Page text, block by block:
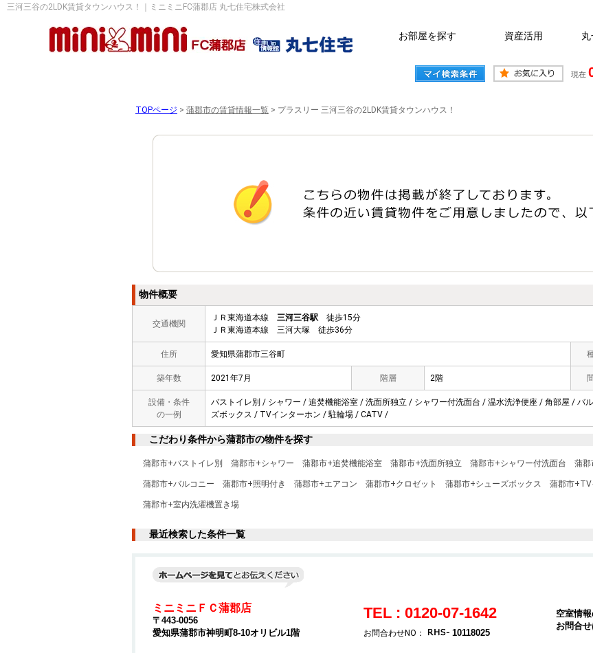
三河三谷の2LDK賃貸タウンハウス！｜ミニミニFC蒲郡店 丸七住宅株式会社
お部屋を探す 資産活用
現在
TOPページ > 蒲郡市の賃貸情報一覧 > プラスリー 三河三谷の2LDK賃貸タウンハウス！
物件概要
交通機関
ＪＲ東海道本線 三河三谷駅 徒歩15分
ＪＲ東海道本線 三河大塚 徒歩36分
住所 愛知県蒲郡市三谷町
築年数 2021年7月 階層 2階
設備・条件
の一例
バストイレ別 / シャワー / 追焚機能浴室 / 洗面所独立 / シャワー付洗面台 / 温水洗浄便座 / 角部屋 / バ
ズボックス / TVインターホン / 駐輪場 / CATV /
こだわり条件から蒲郡市の物件を探す
蒲郡市+バストイレ別 蒲郡市+シャワー 蒲郡市+追焚機能浴室 蒲郡市+洗面所独立 蒲郡市+シャワー付洗面台 蒲郡
蒲郡市+バルコニー 蒲郡市+照明付き 蒲郡市+エアコン 蒲郡市+クロゼット 蒲郡市+シューズボックス 蒲郡市+TV
蒲郡市+室内洗濯機置き場
最近検索した条件一覧
ミニミニＦＣ蒲郡店
〒443-0056
愛知県蒲郡市神明町8-10オリビル1階
TEL : 0120-07-1642
お問合わせNO： 10118025
空室情
お問合